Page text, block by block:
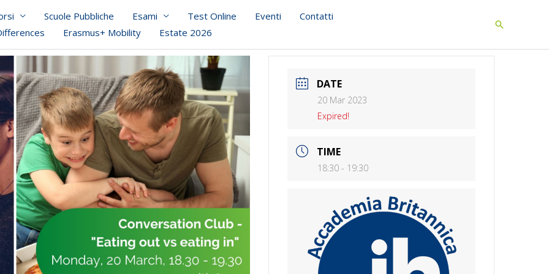
Scuole Pubbliche Esami Test Online Eventi
Contatti
Erasmus+ Mobility Estate 2026 Search
DATE
20 Mar 2023
Expired!
TIME
18:30 - 19:30